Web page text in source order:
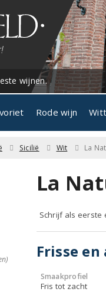
wijnen.
Rode wijn
Sicilië Wit La
La
Schrijf als eerste
Frisse
Smaakprofiel
Fris tot zacht